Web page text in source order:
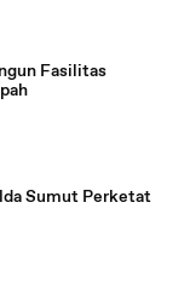
Fasilitas
Sumut Perketat